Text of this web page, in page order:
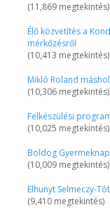
(11,869 megtekintés)
Élő közvetítés a
mérkőzésről
(10,413 megtekintés)
Mikló Roland
(10,306 megtekintés)
Felkészülési
(10,025 megtekintés)
Boldog
(10,009 megtekintés)
Elhunyt Selmeczy-
(9,410 megtekintés)